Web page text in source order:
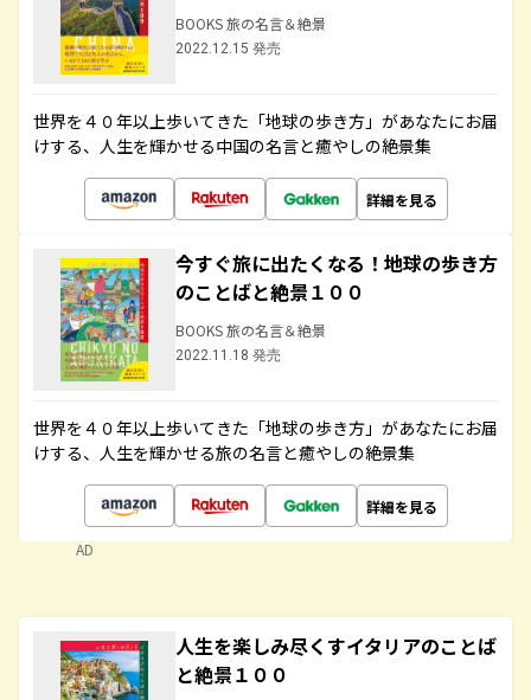
BOOKS 旅の名言＆絶景
2022.12.15 発売
世界を４０年以上歩いてきた「地球の歩き方」があなたにお届
けする、人生を輝かせる中国の名言と癒やしの絶景集
詳細を見る
今すぐ旅に出たくなる！地球の歩き方
のことばと絶景１００
BOOKS 旅の名言＆絶景
2022.11.18 発売
世界を４０年以上歩いてきた「地球の歩き方」があなたにお届
けする、人生を輝かせる旅の名言と癒やしの絶景集
詳細を見る
AD
人生を楽しみ尽くすイタリアのことば
と絶景１００